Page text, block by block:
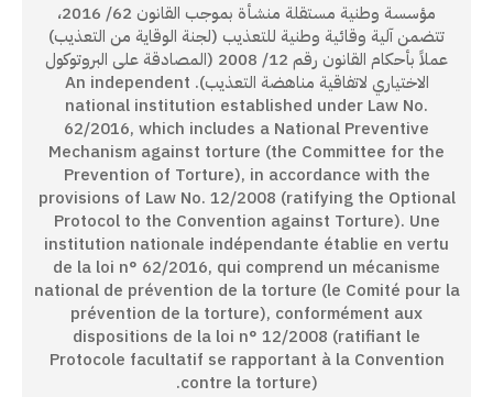
مؤسسة وطنية مستقلة منشأة بموجب القانون 62/ 2016،
تتضمن آلية وقائية وطنية للتعذيب (لجنة الوقاية من التعذيب)
عملاً بأحكام القانون رقم 12/ 2008 (المصادقة على البروتوكول
الاختياري لاتفاقية مناهضة التعذيب). An independent
national institution established under Law No.
62/2016, which includes a National Preventive
Mechanism against torture (the Committee for the
Prevention of Torture), in accordance with the
provisions of Law No. 12/2008 (ratifying the Optional
Protocol to the Convention against Torture). Une
institution nationale indépendante établie en vertu
de la loi n° 62/2016, qui comprend un mécanisme
national de prévention de la torture (le Comité pour la
prévention de la torture), conformément aux
dispositions de la loi n° 12/2008 (ratifiant le
Protocole facultatif se rapportant à la Convention
contre la torture).